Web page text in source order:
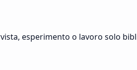
esperimento o lavoro solo